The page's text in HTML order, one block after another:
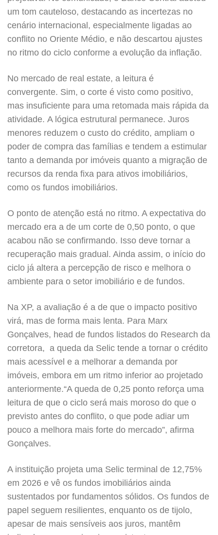
um tom cauteloso, destacando as incertezas no
cenário internacional, especialmente ligadas ao
conflito no Oriente Médio, e não descartou ajustes
no ritmo do ciclo conforme a evolução da inflação.
No mercado de real estate, a leitura é
convergente. Sim, o corte é visto como positivo,
mas insuficiente para uma retomada mais rápida da
atividade. A lógica estrutural permanece. Juros
menores reduzem o custo do crédito, ampliam o
poder de compra das famílias e tendem a estimular
tanto a demanda por imóveis quanto a migração de
recursos da renda fixa para ativos imobiliários,
como os fundos imobiliários.
O ponto de atenção está no ritmo. A expectativa do
mercado era a de um corte de 0,50 ponto, o que
acabou não se confirmando. Isso deve tornar a
recuperação mais gradual. Ainda assim, o início do
ciclo já altera a percepção de risco e melhora o
ambiente para o setor imobiliário e de fundos.
Na XP, a avaliação é a de que o impacto positivo
virá, mas de forma mais lenta. Para Marx
Gonçalves, head de fundos listados do Research da
corretora, a queda da Selic tende a tornar o crédito
mais acessível e a melhorar a demanda por
imóveis, embora em um ritmo inferior ao projetado
anteriormente.“A queda de 0,25 ponto reforça uma
leitura de que o ciclo será mais moroso do que o
previsto antes do conflito, o que pode adiar um
pouco a melhora mais forte do mercado”, afirma
Gonçalves.
A instituição projeta uma Selic terminal de 12,75%
em 2026 e vê os fundos imobiliários ainda
sustentados por fundamentos sólidos. Os fundos de
papel seguem resilientes, enquanto os de tijolo,
apesar de mais sensíveis aos juros, mantêm